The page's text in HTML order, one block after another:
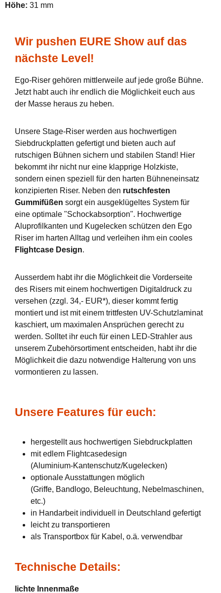
Höhe: 31 mm
Wir pushen EURE Show auf das
nächste Level!
Ego-Riser gehören mittlerweile auf jede große Bühne.
Jetzt habt auch ihr endlich die Möglichkeit euch aus
der Masse heraus zu heben.
Unsere Stage-Riser werden aus hochwertigen
Siebdruckplatten gefertigt und bieten auch auf
rutschigen Bühnen sichern und stabilen Stand! Hier
bekommt ihr nicht nur eine klapprige Holzkiste,
sondern einen speziell für den harten Bühneneinsatz
konzipierten Riser. Neben den rutschfesten
Gummifüßen sorgt ein ausgeklügeltes System für
eine optimale "Schockabsorption". Hochwertige
Aluprofilkanten und Kugelecken schützen den Ego
Riser im harten Alltag und verleihen ihm ein cooles
Flightcase Design.
Ausserdem habt ihr die Möglichkeit die Vorderseite
des Risers mit einem hochwertigen Digitaldruck zu
versehen (zzgl. 34,- EUR*), dieser kommt fertig
montiert und ist mit einem trittfesten UV-Schutzlaminat
kaschiert, um maximalen Ansprüchen gerecht zu
werden. Solltet ihr euch für einen LED-Strahler aus
unserem Zubehörsortiment entscheiden, habt ihr die
Möglichkeit die dazu notwendige Halterung von uns
vormontieren zu lassen.
Unsere Features für euch:
hergestellt aus hochwertigen Siebdruckplatten
mit edlem Flightcasedesign
(Aluminium-Kantenschutz/Kugelecken)
optionale Ausstattungen möglich
(Griffe, Bandlogo, Beleuchtung, Nebelmaschinen,
etc.)
in Handarbeit individuell in Deutschland gefertigt
leicht zu transportieren
als Transportbox für Kabel, o.ä. verwendbar
Technische Details:
lichte Innenmaße